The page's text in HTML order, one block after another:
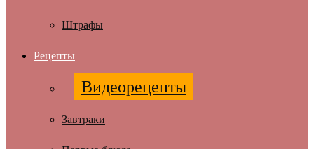
Штрафы
Рецепты
Видеорецепты
Завтраки